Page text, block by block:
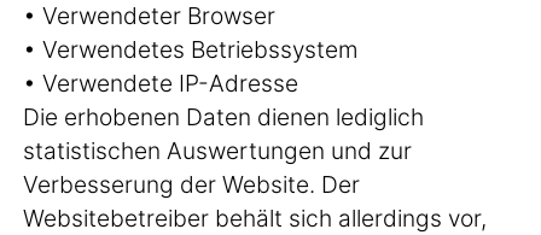
• Verwendeter Browser
• Verwendetes Betriebssystem
• Verwendete IP-Adresse
Die erhobenen Daten dienen lediglich
statistischen Auswertungen und zur
Verbesserung der Website. Der
Websitebetreiber behält sich allerdings vor,